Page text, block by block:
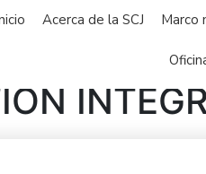
Acerca de la SCJ Marco